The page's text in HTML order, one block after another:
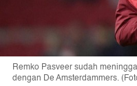
Remko Pasveer sudah
dengan De Amsterdammers.